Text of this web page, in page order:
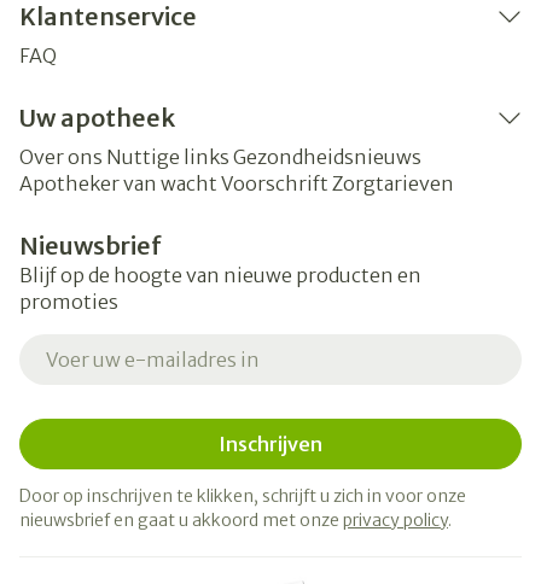
Klantenservice
FAQ
Uw apotheek
Over ons Nuttige links Gezondheidsnieuws
Apotheker van wacht Voorschrift Zorgtarieven
Nieuwsbrief
Blijf op de hoogte van nieuwe producten en
promoties
Inschrijven
Door op inschrijven te klikken, schrijft u zich in voor onze
nieuwsbrief en gaat u akkoord met onze privacy policy.